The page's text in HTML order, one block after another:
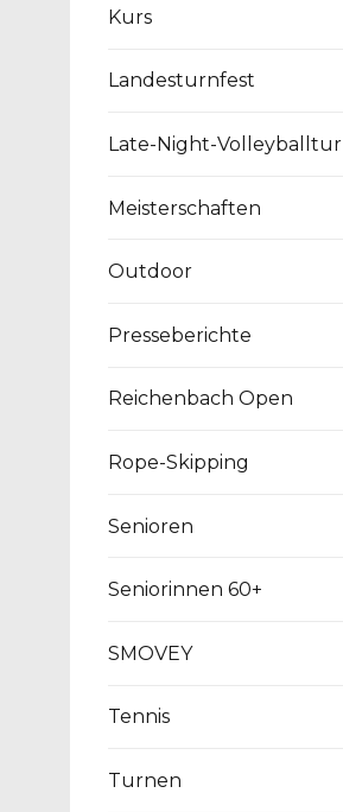
Kurs
Landesturnfest
Late-Night-
Meisterschaften
Outdoor
Presseberichte
Reichenbach Open
Rope-Skipping
Senioren
Seniorinnen 60+
SMOVEY
Tennis
Turnen